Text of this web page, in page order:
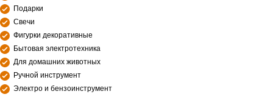
Подарки
Свечи
Фигурки декоративные
Бытовая электротехника
Для домашних животных
Ручной инструмент
Электро и бензоинструмент